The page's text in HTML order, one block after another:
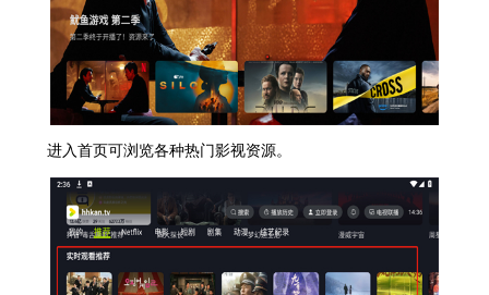
进入首页可浏览各种热门影视资源。